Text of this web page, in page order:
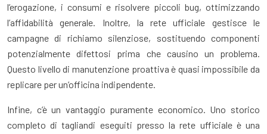
l’erogazione, i consumi e risolvere piccoli bug, ottimizzando
l’affidabilità generale. Inoltre, la rete ufficiale gestisce le
campagne di richiamo silenziose, sostituendo componenti
potenzialmente difettosi prima che causino un problema.
Questo livello di manutenzione proattiva è quasi impossibile da
replicare per un’officina indipendente.
Infine, c’è un vantaggio puramente economico. Uno storico
completo di tagliandi eseguiti presso la rete ufficiale è una